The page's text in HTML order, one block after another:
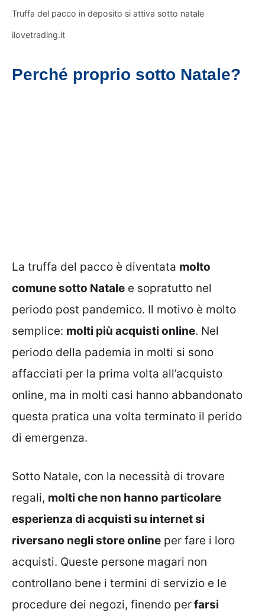
Truffa del pacco in deposito si attiva sotto natale
ilovetrading.it
Perché proprio sotto Natale?
La truffa del pacco è diventata molto
comune sotto Natale e sopratutto nel
periodo post pandemico. Il motivo è molto
semplice: molti più acquisti online. Nel
periodo della pademia in molti si sono
affacciati per la prima volta all’acquisto
online, ma in molti casi hanno abbandonato
questa pratica una volta terminato il perido
di emergenza.
Sotto Natale, con la necessità di trovare
regali, molti che non hanno particolare
esperienza di acquisti su internet si
riversano negli store online per fare i loro
acquisti. Queste persone magari non
controllano bene i termini di servizio e le
procedure dei negozi, finendo perfarsi